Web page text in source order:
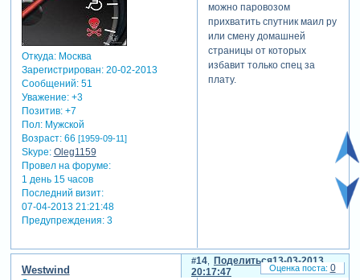
Откуда:Москва
Зарегистрирован: 20-02-2013
Сообщений:51
Уважение: +3
Позитив: +7
Пол:Мужской
Возраст:66 [1959-09-11]
Skype: Oleg1159
Провел на форуме:
1 день 15 часов
Последний визит:
07-04-2013 21:21:48
Предупреждения:3
можно паровозом
прихватить спутник маил ру
или смену домашней
страницы от которых
избавит только спец за
плату.
Поделиться
14
13-03-2013
20:17:47
Westwind 0